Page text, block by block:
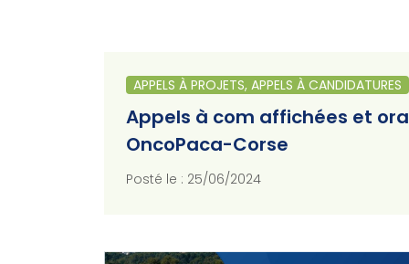
APPELS À PROJETS, APPELS À CANDIDATURES
Appels à com affichées et
OncoPaca-Corse
Posté le : 25/06/2024